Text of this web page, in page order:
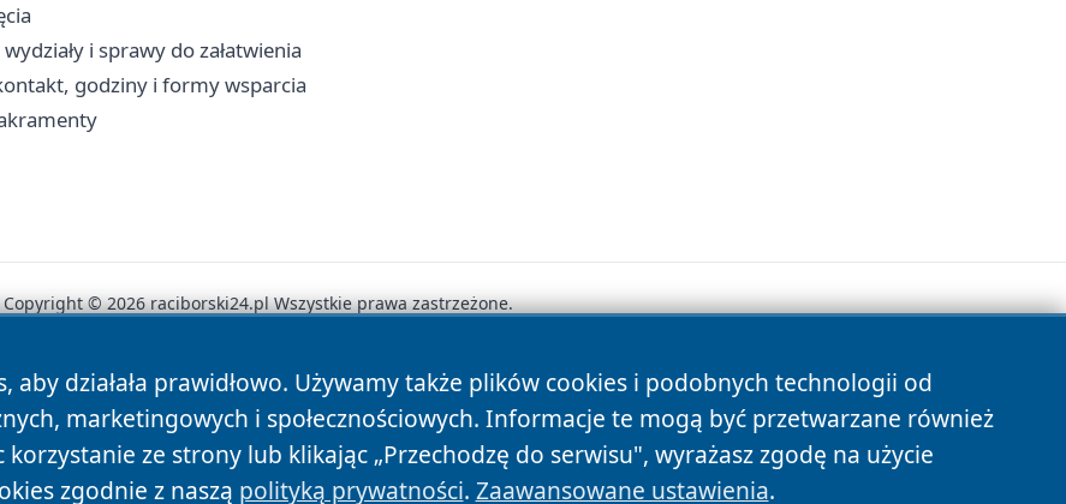
i sprawy do załatwienia
godziny i formy wsparcia
aby działała prawidłowo. Używamy także plików cookies i podobnych technologii od
marketingowych i społecznościowych. Informacje te mogą być przetwarzane również
ze strony lub klikając „Przechodzę do serwisu", wyrażasz zgodę na użycie
zgodnie z naszą polityką prywatności. Zaawansowane ustawienia.
Copyright © 2026 raciborski24.pl Wszystkie prawa zastrzeżone.
Autorzy Polityka Prywatności Polityka Cookies